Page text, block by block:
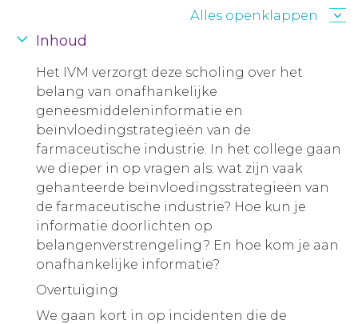
Alles openklappen
Inhoud
Het IVM verzorgt deze scholing over het
belang van onafhankelijke
geneesmiddeleninformatie en
beïnvloedingstrategieën van de
farmaceutische industrie. In het college gaan
we dieper in op vragen als: wat zijn vaak
gehanteerde beïnvloedingsstrategieën van
de farmaceutische industrie? Hoe kun je
informatie doorlichten op
belangenverstrengeling? En hoe kom je aan
onafhankelijke informatie?
Overtuiging
We gaan kort in op incidenten die de